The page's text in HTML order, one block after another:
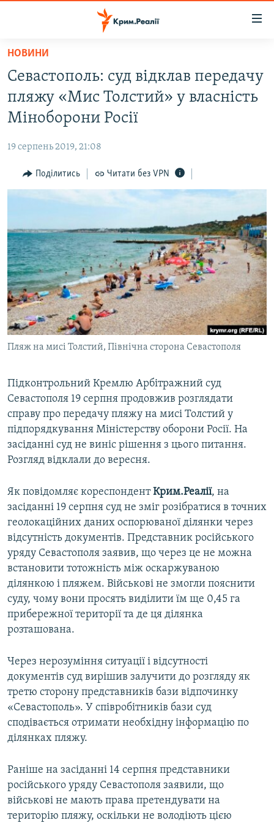
Перейти
основного
матеріалу
Перейти
до
основної
навігації
Перейти
до
ВІДЕО ТА ФОТО
БЛОГИ
ПОГЛЯД
ІНТЕРВ'Ю
СПЕЦПРОЕКТИ
ДЕПОРТАЦІЯ
ВІДЕОУРОКИ «ELIFBE»
СВІДЧЕННЯ ОКУПАЦІЇ
УКРАЇНСЬКА ПРОБЛЕМА КРИМУ
ІНФОГРАФІКА
ЯК ОБІЙТИ БЛОКУВАННЯ
Русский
Qırımtatar
ДОЛУЧАЙСЯ!
Усі сайти RFE/RL
НОВИНИ
Севастополь: суд відклав передачу
пляжу «Мис Толстий» у власність
Міноборони Росії
19 серпень 2019, 21:08
Поділитись Читати без VPN
Пляж на мисі Толстий, Північна сторона Севастополя
Підконтрольний Кремлю Арбітражний суд
Севастополя 19 серпня продовжив розглядати
справу про передачу пляжу на мисі Толстий у
підпорядкування Міністерству оборони Росії. На
засіданні суд не виніс рішення з цього питання.
Розгляд відклали до вересня.
Як повідомляє кореспондентКрим.Реалії, на
засіданні 19 серпня суд не зміг розібратися в точних
геолокаційних даних оспорюваної ділянки через
відсутність документів. Представник російського
уряду Севастополя заявив, що через це не можна
встановити тотожність між оскаржуваною
ділянкою і пляжем. Військові не змогли пояснити
суду, чому вони просять виділити їм ще 0,45 га
прибережної території та де ця ділянка
розташована.
Через нерозуміння ситуації і відсутності
документів суд вирішив залучити до розгляду як
третю сторону представників бази відпочинку
«Севастополь». У співробітників бази суд
сподівається отримати необхідну інформацію по
ділянках пляжу.
Раніше на засіданні 14 серпня представники
російського уряду Севастополя заявили, що
військові не мають права претендувати на
територію пляжу, оскільки не володіють цією